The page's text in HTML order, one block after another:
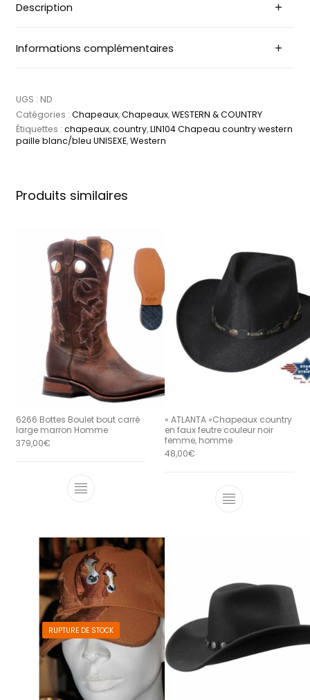
Description
Informations complémentaires
UGS : ND
Catégories : Chapeaux,Chapeaux,WESTERN & COUNTRY
Étiquettes : chapeaux,country,LIN104 Chapeau country western
paille blanc/bleu UNISEXE,Western
Produits similaires
6266 Bottes Boulet bout carré
large marron Homme
379,00€
Ce produit a plusieurs variations.
« ATLANTA »Chapeaux country
en faux feutre couleur noir
femme, homme
48,00€
Ce produit a
RUPTURE DE STOCK